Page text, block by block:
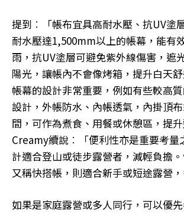
提到︰「帳布宜具高耐水壓、抗UV塗
耐水壓達1,500mm以上的帳幕，能有
雨，抗UV塗層可避免紫外線傷害，遮
陽光，讓帳內不會像烤箱，提升白天
帳幕的設計非常重要，例如有些較高
設計，外帳防水、內帳透氣，內掛頂
間，可作為煮食、用餐或休憩區，提
Creamy續說︰「便利性亦是重要考量
計適合登山或徒步露營者，減輕負擔
又稱快搭帳，則適合新手或短途露營，
如果是家庭露營或多人同行，可以優